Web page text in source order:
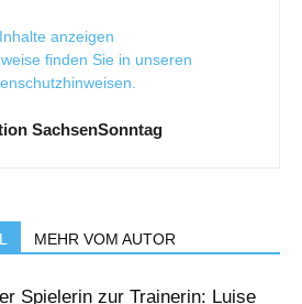
Inhalte anzeigen
finden Sie in unseren
SachsenSonntag
MEHR VOM AUTOR
Spielerin zur Trainerin: Luise